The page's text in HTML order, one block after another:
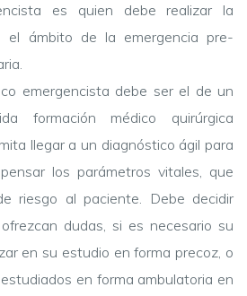
es quien debe realizar la
el ámbito de la emergencia pre-
emergencista debe ser el de un
formación médico quirúrgica
llegar a un diagnóstico ágil para
los parámetros vitales, que
riesgo al paciente. Debe decidir
dudas, si es necesario su
en su estudio en forma precoz, o
en forma ambulatoria en